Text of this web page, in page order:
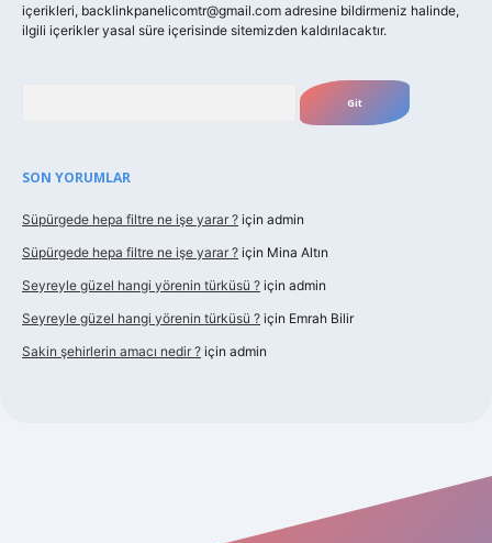
içerikleri, backlinkpanelicomtr@gmail.com adresine bildirmeniz halinde,
ilgili içerikler yasal süre içerisinde sitemizden kaldırılacaktır.
SON YORUMLAR
Süpürgede hepa filtre ne işe yarar ? için admin
Süpürgede hepa filtre ne işe yarar ? için Mina Altın
Seyreyle güzel hangi yörenin türküsü ? için admin
Seyreyle güzel hangi yörenin türküsü ? için Emrah Bilir
Sakin şehirlerin amacı nedir ? için admin